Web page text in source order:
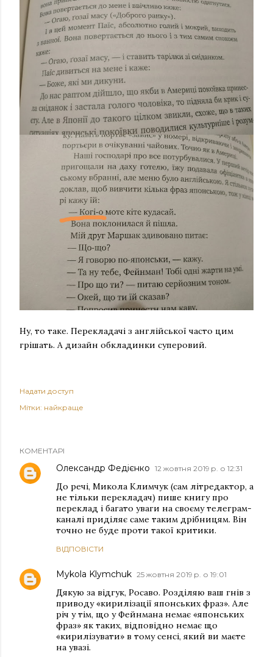
Ну, то таке. Перекладачі з англійської часто цим
грішать. А дизайн обкладинки суперовий.
Надати доступ
Мітки: найкраще
КОМЕНТАРІ
Олександр Федієнко 12 жовтня 2019 р. о 12:31
До речі, Микола Климчук (сам літредактор, а
не тільки перекладач) пише книгу про
переклад і багато уваги на своєму телеграм-
каналі приділяє саме таким дрібницям. Він
точно не буде проти такої критики.
ВІДПОВІСТИ
Mykola Klymchuk 25 жовтня 2019 р. о 19:01
Дякую за відгук, Росаво. Розділяю ваш гнів з
приводу «кирилізації японських фраз». Але
річ у тім, що у Фейнмана немає «японських
фраз» як таких, відповідно немає що
«кирилізувати» в тому сенсі, який ви маєте
на увазі.